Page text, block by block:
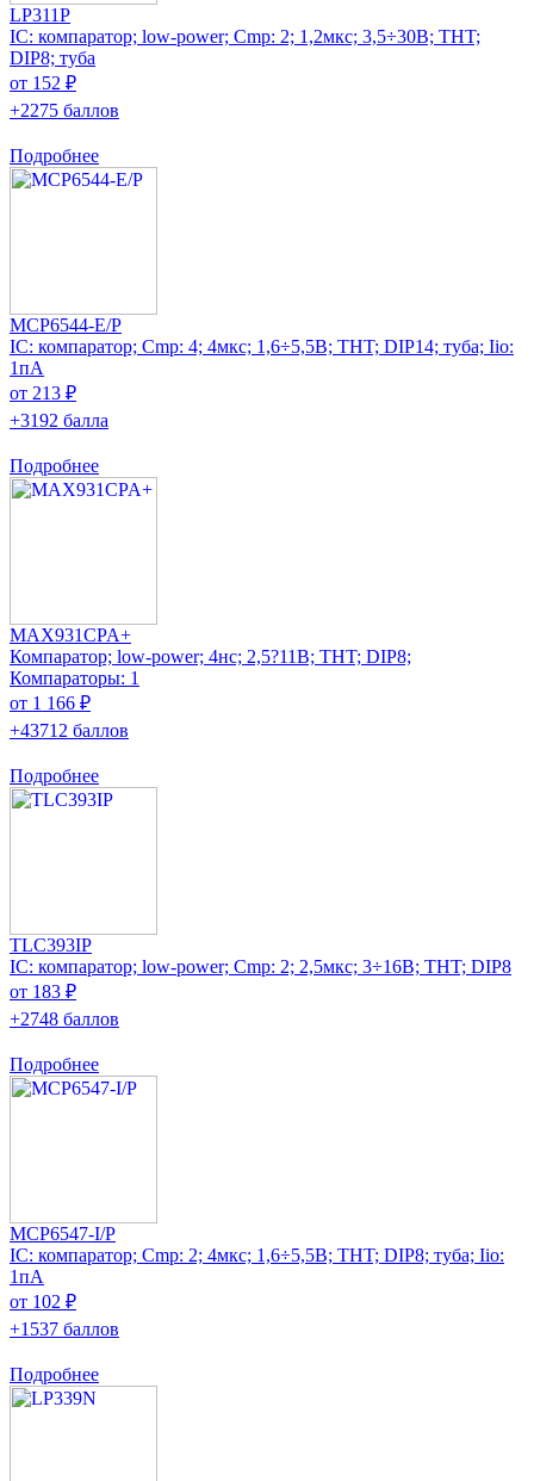
LP311P
IC: компаратор; low-power; Cmp: 2; 1,2мкс; 3,5÷30В; THT;
DIP8; туба
от 152 ₽
+2275 баллов
Подробнее
MCP6544-E/P
IC: компаратор; Cmp: 4; 4мкс; 1,6÷5,5В; THT; DIP14; туба; Iio:
1пА
от 213 ₽
+3192 балла
Подробнее
MAX931CPA+
Компаратор; low-power; 4нс; 2,5?11В; THT; DIP8;
Компараторы: 1
от 1 166 ₽
+43712 баллов
Подробнее
TLC393IP
IC: компаратор; low-power; Cmp: 2; 2,5мкс; 3÷16В; THT; DIP8
от 183 ₽
+2748 баллов
Подробнее
MCP6547-I/P
IC: компаратор; Cmp: 2; 4мкс; 1,6÷5,5В; THT; DIP8; туба; Iio:
1пА
от 102 ₽
+1537 баллов
Подробнее